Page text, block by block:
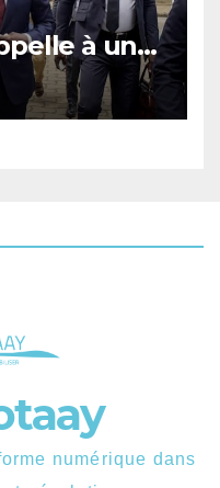
à un
avec le
numérique dans